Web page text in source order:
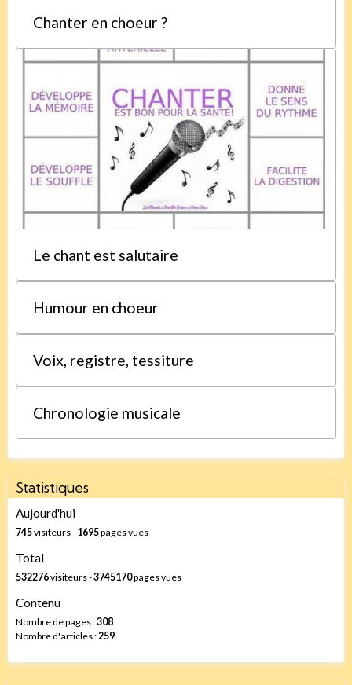
Chanter en choeur ?
Le chant est salutaire
Humour en choeur
Voix, registre, tessiture
Chronologie musicale
Statistiques
Aujourd'hui
745visiteurs - 1695pages vues
Total
532276visiteurs -3745170pages vues
Contenu
Nombre de pages :308
Nombre d'articles : 259